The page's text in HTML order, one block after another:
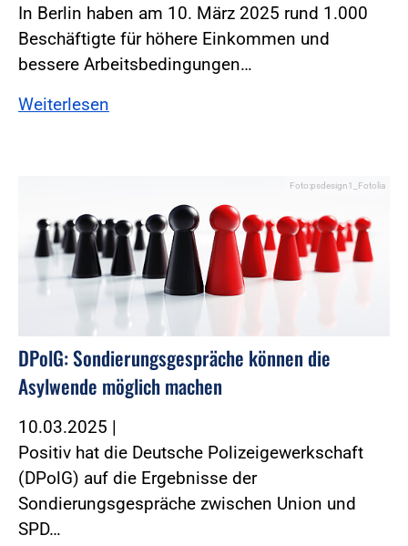
In Berlin haben am 10. März 2025 rund 1.000
Beschäftigte für höhere Einkommen und
bessere Arbeitsbedingungen…
Weiterlesen
Foto:psdesign1_Fotolia
DPolG: Sondierungsgespräche können die
Asylwende möglich machen
10.03.2025 |
Positiv hat die Deutsche Polizeigewerkschaft
(DPolG) auf die Ergebnisse der
Sondierungsgespräche zwischen Union und
SPD…